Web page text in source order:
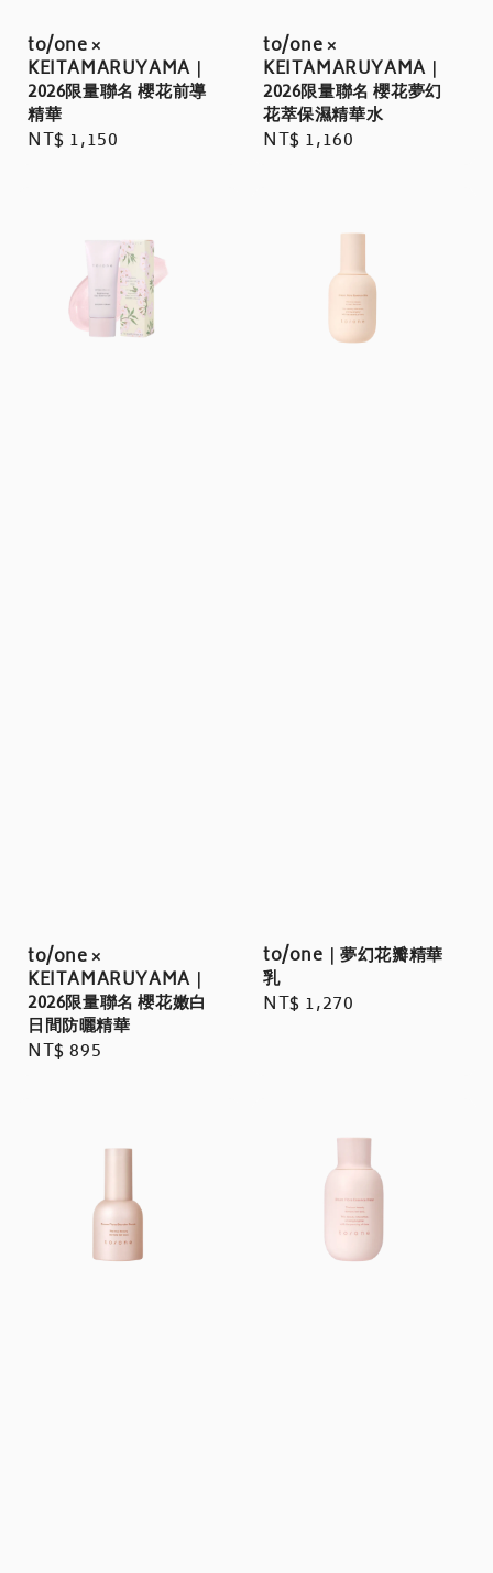
to/one ×
KEITAMARUYAMA｜
2026限量聯名 櫻花前導
精華
Regular
NT$ 1,150
to/one ×
KEITAMARUYAMA｜
2026限量聯名 櫻花夢幻
花萃保濕精華水
Regular
NT$ 1,160
to/one ×
KEITAMARUYAMA｜
2026限量聯名 櫻花嫩白
日間防曬精華
Regular
NT$ 895
to/one｜夢幻花瓣精華
乳
Regular
NT$ 1,270